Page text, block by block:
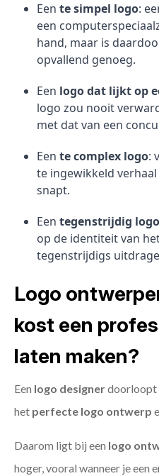
Een te simpel logo:
een
hand, maar is
opvallend genoeg.
Een logo dat lijkt op
logo zou nooit
met dat van een
Een te complex logo:
te ingewikkeld
snapt.
Een tegenstrijdig logo
op de identiteit van
tegenstrijdigs
Logo
kost een
laten maken?
Een logo designerdoorloopt
het perfecte logo ontwerp
Daarom ligt bij een logo
hoger, vooral wanneer je een